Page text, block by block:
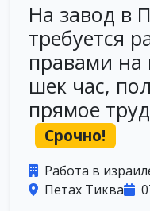
На завод в
требуется
правами на
шек час,
прямое
Срочно!
Работа в
Петах Тиква